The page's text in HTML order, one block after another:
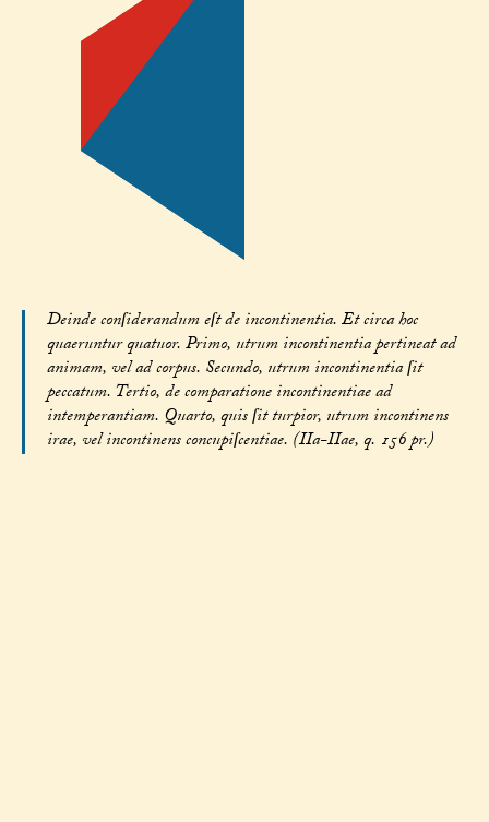
Deinde conſiderandum eſt de incontinentia. Et circa hoc
quaeruntur quatuor. Primo, utrum incontinentia pertineat ad
animam, vel ad corpus. Secundo, utrum incontinentia ſit
peccatum. Tertio, de comparatione incontinentiae ad
intemperantiam. Quarto, quis ſit turpior, utrum incontinens
irae, vel incontinens concupiſcentiae. (IIa-IIae, q. 156 pr.)